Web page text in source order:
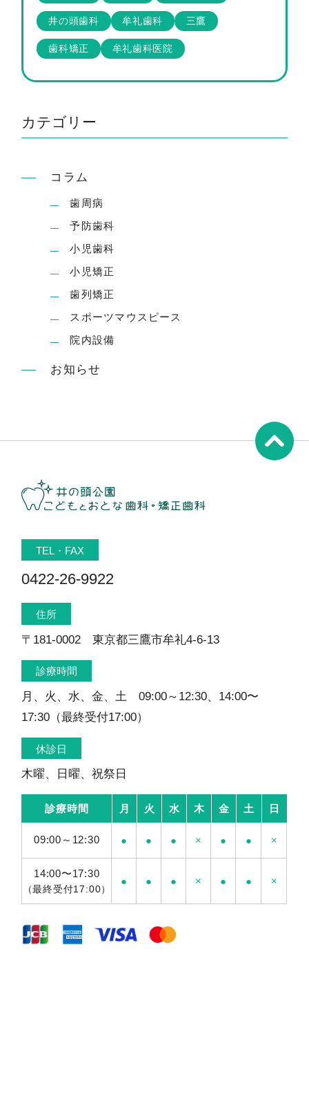
井の頭歯科 牟礼歯科 三鷹
歯科矯正 牟礼歯科医院
カテゴリー
コラム
歯周病
予防歯科
小児歯科
小児矯正
歯列矯正
スポーツマウスピース
院内設備
お知らせ
TEL・FAX
0422-26-9922
住所
〒181-0002 東京都三鷹市牟礼4-6-13
診療時間
月、火、水、金、土 09:00～12:30、14:00〜
17:30（最終受付17:00）
休診日
木曜、日曜、祝祭日
診療時間 月 火 水 木 金 土 日
09:00～12:30 ● ● ● × ● ● ×
14:00〜17:30
（最終受付17:00）
● ● ● × ● ● ×